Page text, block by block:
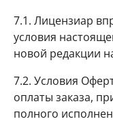
7.1. Лицензиар
условия
новой редакции
7.2. Условия
оплаты заказа,
полного